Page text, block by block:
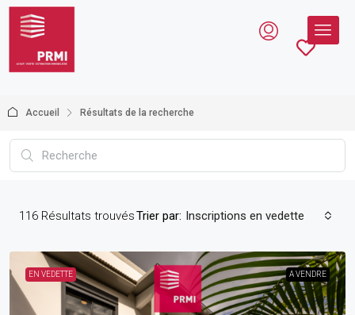
Accueil Résultats de la recherche
116 Résultats trouvésTrier par: Inscriptions en vedette
EN VEDETTE A VENDRE